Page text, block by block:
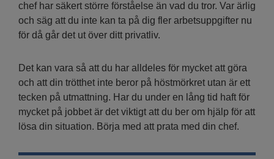
chef har säkert större förståelse än vad du tror. Var ärlig
och säg att du inte kan ta på dig fler arbetsuppgifter nu
för då går det ut över ditt privatliv.
Det kan vara så att du har alldeles för mycket att göra
och att din trötthet inte beror på höstmörkret utan är ett
tecken på utmattning. Har du under en lång tid haft för
mycket på jobbet är det viktigt att du ber om hjälp för att
lösa din situation. Börja med att prata med din chef.